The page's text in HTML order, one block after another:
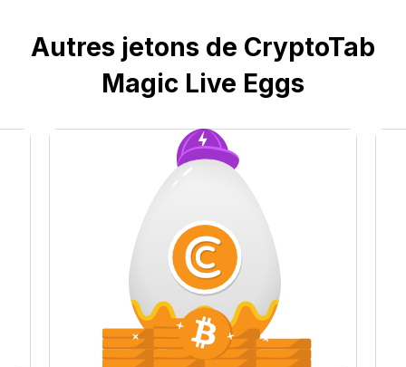
Autres jetons de CryptoTab
Magic Live Eggs